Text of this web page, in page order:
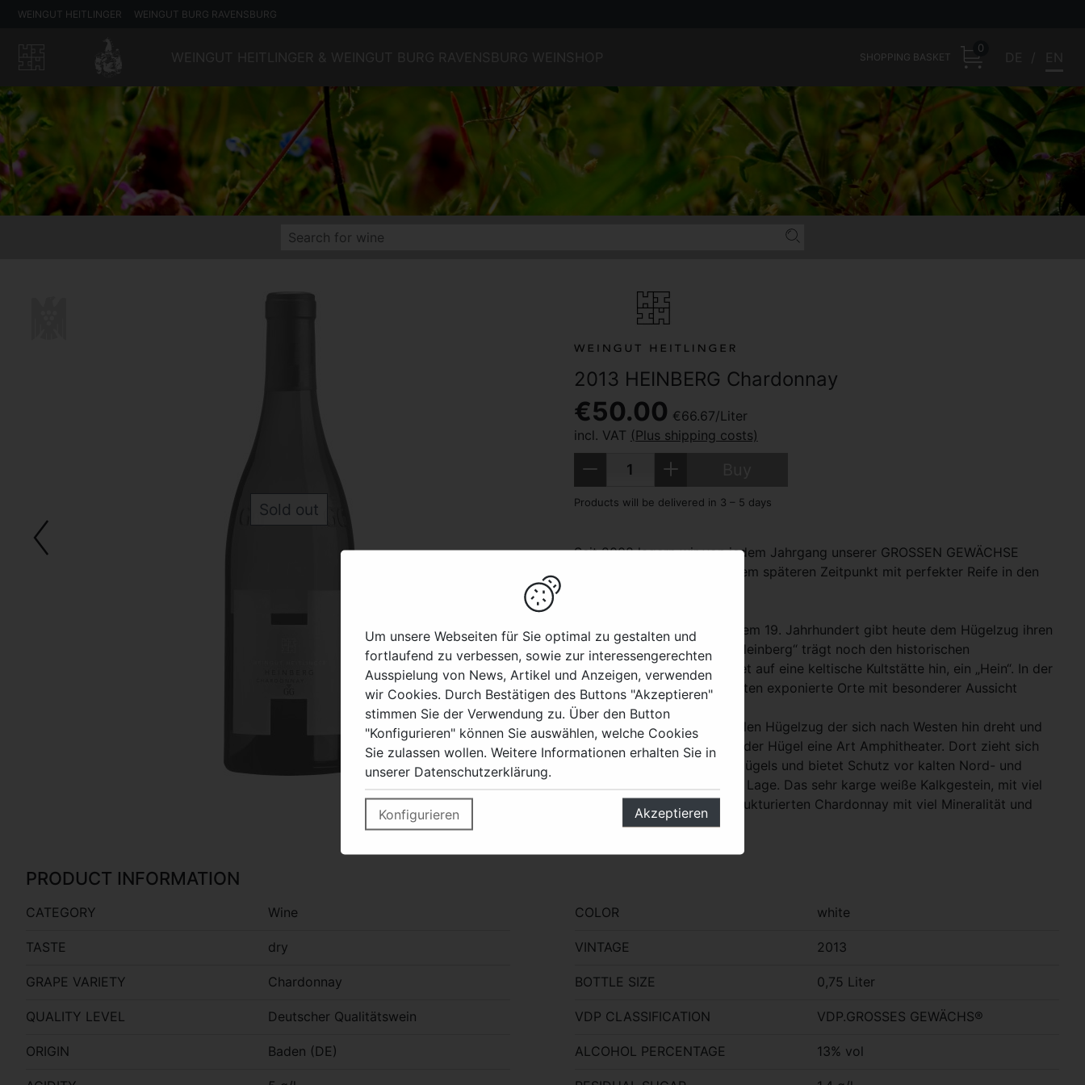
WEINGUT HEITLINGER WEINGUT BURG RAVENSBURG
SHOPPING BASKET
0
Back
Sold out
2013 HEINBERG Chardonnay
€50.00 €66.67/Liter
incl. VAT (Plus shipping costs)
Amount
Products will be delivered in 3 – 5 days
Seit 2008 lagern wir von jedem Jahrgang unserer GROSSEN GEWÄCHSE
einen Teil ein, um sie zu einem späteren Zeitpunkt mit perfekter Reife in den
Die Kreuzbergkapelle aus dem 19. Jahrhundert gibt heute dem Hügelzug ihren
Namen. Der „Tiefenbacher Heinberg“ trägt noch den historischen
Gewannnamen, dieser deutet auf eine keltische Kultstätte hin, ein „Hein“. In der
Regel wurden für diese Stätten exponierte Orte mit besonderer Aussicht
gewählt.
Die Lage liegt an einem steilen Hügelzug der sich nach Westen hin dreht und
ausläuft. Nach Osten bildet der Hügel eine Art Amphitheater. Dort zieht sich
der Wald bis zum Fuß des Hügels und bietet Schutz vor kalten Nord- und
Ostwinden, unsere wärmste Lage. Das sehr karge weiße Kalkgestein, mit viel
Kieselanteil, ergibt einen strukturierten Chardonnay mit viel Mineralität und
Kräutrigkeit.
PRODUCT INFORMATION
CATEGORY Wine COLOR white
TASTE dry VINTAGE 2013
GRAPE VARIETY Chardonnay BOTTLE SIZE 0,75 Liter
QUALITY LEVEL Deutscher Qualitätswein VDP CLASSIFICATION VDP.GROSSES GEWÄCHS®
ORIGIN Baden (DE) ALCOHOL PERCENTAGE 13% vol
Um unsere Webseiten für Sie optimal zu gestalten und
fortlaufend zu verbessen, sowie zur interessengerechten
Ausspielung von News, Artikel und Anzeigen, verwenden
wir Cookies. Durch Bestätigen des Buttons "Akzeptieren"
stimmen Sie der Verwendung zu. Über den Button
"Konfigurieren" können Sie auswählen, welche Cookies
Sie zulassen wollen. Weitere Informationen erhalten Sie in
unserer Datenschutzerklärung.
Konfigurieren Akzeptieren